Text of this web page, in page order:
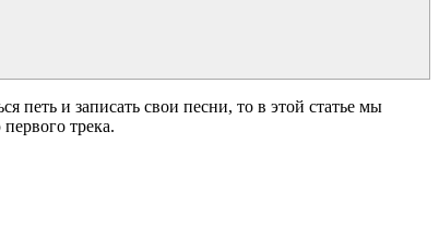
петь и записать свои песни, то в этой статье мы
трека.